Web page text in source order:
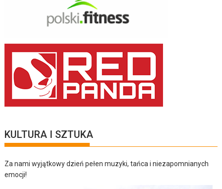
KULTURA I SZTUKA
Za nami wyjątkowy dzień pełen muzyki, tańca i niezapomnianych
emocji!